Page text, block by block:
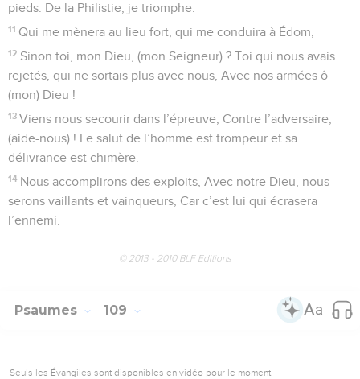
pieds. De la Philistie, je triomphe.
11 Qui me mènera au lieu fort, qui me conduira à Édom,
12 Sinon toi, mon Dieu, (mon Seigneur) ? Toi qui nous avais
rejetés, qui ne sortais plus avec nous, Avec nos armées ô
(mon) Dieu !
13 Viens nous secourir dans l’épreuve, Contre l’adversaire,
(aide-nous) ! Le salut de l’homme est trompeur et sa
délivrance est chimère.
14 Nous accomplirons des exploits, Avec notre Dieu, nous
serons vaillants et vainqueurs, Car c’est lui qui écrasera
l’ennemi.
© 2013 - 2010 BLF Editions
Psaumes 109
Seuls les Évangiles sont disponibles en vidéo pour le moment.